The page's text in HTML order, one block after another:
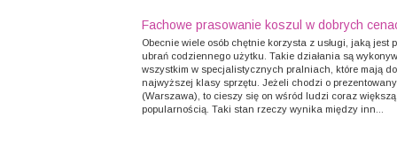
Fachowe prasowanie koszul w dobrych
Obecnie wiele osób chętnie korzysta z usługi, jaką jest
ubrań codziennego użytku. Takie działania są
wszystkim w specjalistycznych pralniach, które mają
najwyższej klasy sprzętu. Jeżeli chodzi o
(Warszawa), to cieszy się on wśród ludzi coraz większą
popularnością. Taki stan rzeczy wynika między inn...